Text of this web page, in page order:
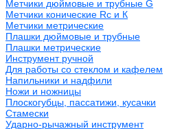
Метчики дюймовые и трубные G
Метчики конические Rc и К
Метчики метрические
Плашки дюймовые и трубные
Плашки метрические
Инструмент ручной
Для работы со стеклом и кафелем
Напильники и надфили
Ножи и ножницы
Плоскогубцы, пассатижи, кусачки
Стамески
Ударно-рычажный инструмент